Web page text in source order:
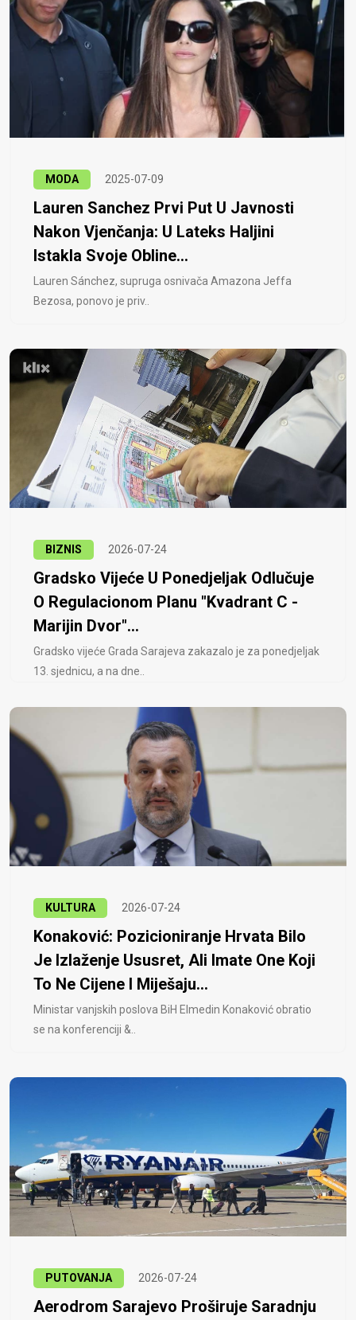
MODA 2025-07-09
Lauren Sanchez Prvi Put U Javnosti
Nakon Vjenčanja: U Lateks Haljini
Istakla Svoje Obline...
Lauren Sánchez, supruga osnivača Amazona Jeffa
Bezosa, ponovo je priv..
BIZNIS 2026-07-24
Gradsko Vijeće U Ponedjeljak Odlučuje
O Regulacionom Planu "Kvadrant C -
Marijin Dvor"...
Gradsko vijeće Grada Sarajeva zakazalo je za ponedjeljak
13. sjednicu, a na dne..
KULTURA 2026-07-24
Konaković: Pozicioniranje Hrvata Bilo
Je Izlaženje Ususret, Ali Imate One Koji
To Ne Cijene I Miješaju...
Ministar vanjskih poslova BiH Elmedin Konaković obratio
se na konferenciji &..
PUTOVANJA 2026-07-24
Aerodrom Sarajevo Proširuje Saradnju